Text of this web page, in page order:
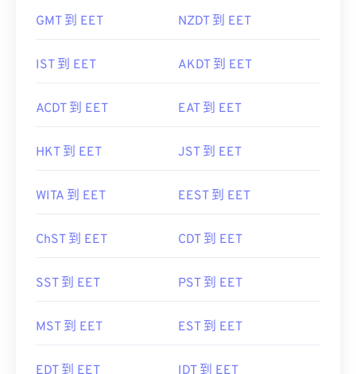
GMT 到 EET NZDT 到 EET
IST 到 EET AKDT 到 EET
ACDT 到 EET EAT 到 EET
HKT 到 EET JST 到 EET
WITA 到 EET EEST 到 EET
ChST 到 EET CDT 到 EET
SST 到 EET PST 到 EET
MST 到 EET EST 到 EET
EDT 到 EET IDT 到 EET